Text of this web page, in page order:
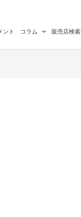
ント コラム 販売店検索